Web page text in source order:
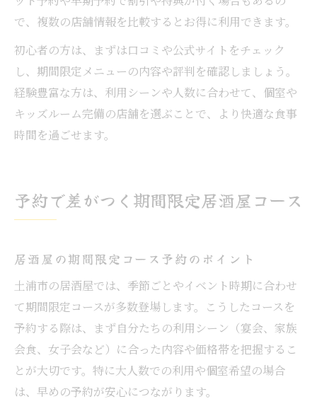
で、複数の店舗情報を比較するとお得に利用できます。
初心者の方は、まずは口コミや公式サイトをチェック
し、期間限定メニューの内容や評判を確認しましょう。
経験豊富な方は、利用シーンや人数に合わせて、個室や
キッズルーム完備の店舗を選ぶことで、より快適な食事
時間を過ごせます。
予約で差がつく期間限定居酒屋コース
居酒屋の期間限定コース予約のポイント
土浦市の居酒屋では、季節ごとやイベント時期に合わせ
て期間限定コースが多数登場します。こうしたコースを
予約する際は、まず自分たちの利用シーン（宴会、家族
会食、女子会など）に合った内容や価格帯を把握するこ
とが大切です。特に大人数での利用や個室希望の場合
は、早めの予約が安心につながります。